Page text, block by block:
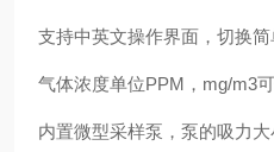
支持中英文操作界面，切换简
气体浓度单位PPM，mg/m3
内置微型采样泵，泵的吸力